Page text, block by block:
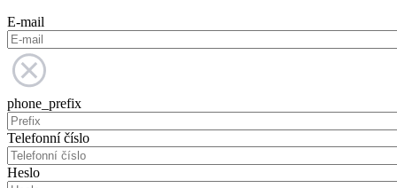
E-mail
phone_prefix
Telefonní číslo
Heslo